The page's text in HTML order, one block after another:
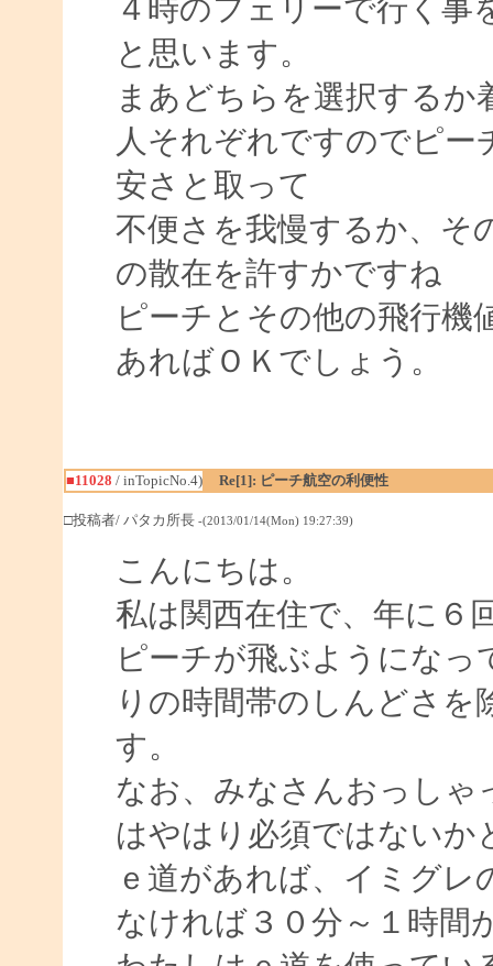
４時のフェリーで行く事
と思います。
まあどちらを選択する
人それぞれですのでピ
安さと取って
不便さを我慢するか、そ
の散在を許すかですね
ピーチとその他の飛行機
あればＯＫでしょう。
■11028 / inTopicNo.4) Re[1]: ピーチ航空の利便性
□投稿者/ パタカ所長 -(2013/01/14(Mon) 19:27:39)
こんにちは。
私は関西在住で、年に６
ピーチが飛ぶようにな
りの時間帯のしんどさを
す。
なお、みなさんおっしゃ
はやはり必須ではないか
ｅ道があれば、イミグ
なければ３０分～１時間